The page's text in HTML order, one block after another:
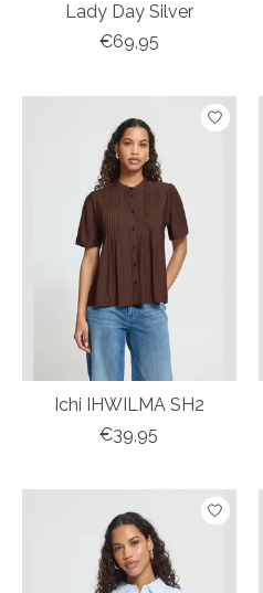
Lady Day Silver
€69,95
Ichi IHWILMA SH2
€39,95